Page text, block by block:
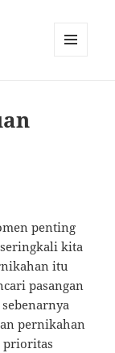
penting
kita
itu
pasangan
pernikahan
prioritas